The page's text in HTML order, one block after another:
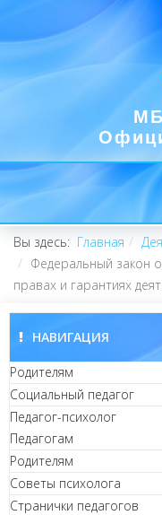
Вы здесь: Главная
Федеральный закон
правах и гарантиях
НАВИГАЦИЯ
Родителям
Социальный педагог
Педагог-психолог
Педагогам
Родителям
Советы психолога
Странички педагогов